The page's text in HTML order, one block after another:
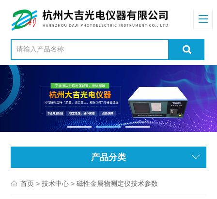
产品分类
首页 >技术中心 > 磁性金属物测定仪技术参数